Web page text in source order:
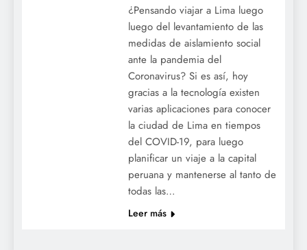
¿Pensando viajar a Lima luego
luego del levantamiento de las
medidas de aislamiento social
ante la pandemia del
Coronavirus? Si es así, hoy
gracias a la tecnología existen
varias aplicaciones para conocer
la ciudad de Lima en tiempos
del COVID-19, para luego
planificar un viaje a la capital
peruana y mantenerse al tanto de
todas las…
Leer más